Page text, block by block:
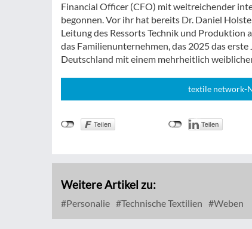
Financial Officer (CFO) mit weitreichender
begonnen. Vor ihr hat bereits Dr. Daniel
Leitung des Ressorts Technik und
das Familienunternehmen, das 2025 das
Deutschland mit einem mehrheitlich
textile network-
Weitere Artikel zu:
Personalie Technische Textilien Weben